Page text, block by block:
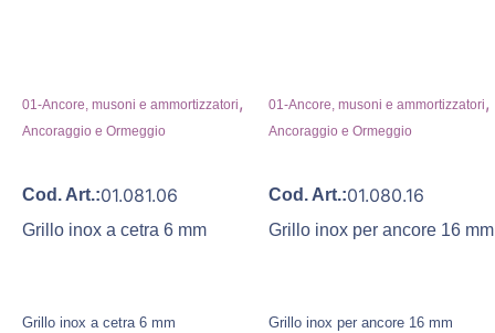
01-Ancore, musoni e ammortizzatori,
Ancoraggio e Ormeggio
Cod. Art.:01.081.06
Grillo inox a cetra 6 mm
Grillo inox a cetra 6 mm
01-Ancore, musoni e ammortizzatori,
Ancoraggio e Ormeggio
Cod. Art.:01.080.16
Grillo inox per ancore 16 mm
Grillo inox per ancore 16 mm